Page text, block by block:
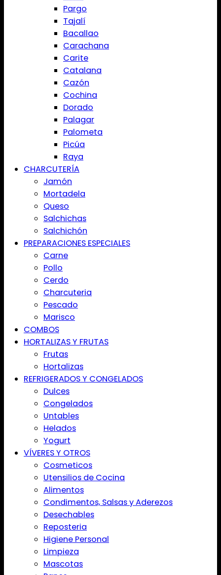
Pargo
Tajalí
Bacallao
Carachana
Carite
Catalana
Cazón
Cochina
Dorado
Palagar
Palometa
Picúa
Raya
CHARCUTERÍA
Jamón
Mortadela
Queso
Salchichas
Salchichón
PREPARACIONES ESPECIALES
Carne
Pollo
Cerdo
Charcuteria
Pescado
Marisco
COMBOS
HORTALIZAS Y FRUTAS
Frutas
Hortalizas
REFRIGERADOS Y CONGELADOS
Dulces
Congelados
Untables
Helados
Yogurt
VÍVERES Y OTROS
Cosmeticos
Utensilios de Cocina
Alimentos
Condimentos, Salsas y Aderezos
Desechables
Reposteria
Higiene Personal
Limpieza
Mascotas